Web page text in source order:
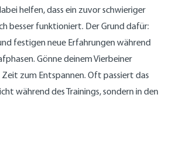
helfen, dass ein zuvor schwieriger
besser funktioniert. Der Grund dafür:
festigen neue Erfahrungen während
Gönne deinem Vierbeiner
Zeit zum Entspannen. Oft passiert das
während des Trainings, sondern in den